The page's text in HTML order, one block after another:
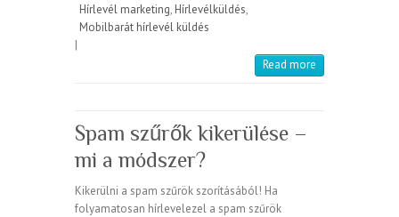
Hírlevél marketing, Hírlevélküldés,
Mobilbarát hírlevél küldés
|
Read more
Spam szűrők kikerülése –
mi a módszer?
Kikerülni a spam szűrök szorításából! Ha
folyamatosan hírlevelezel a spam szűrök